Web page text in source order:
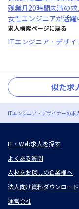
残業月20時間未満の求
女性エンジニアが活躍
求人検索ページに戻る
ITエンジニア・デザイ
似た求
ITエンジニア・デザイナーの求
IT・Web求人を探す
よくある質問
人材をお探しの企業様へ
法人向け資料ダウンロード
運営会社